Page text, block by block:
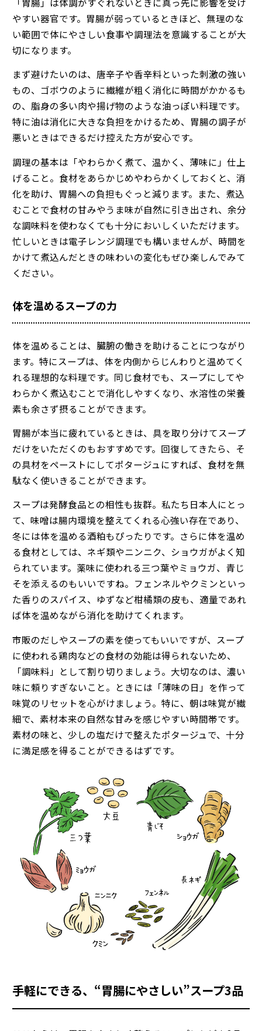
やすい器官です。胃腸が弱っているときほど、無理のな
い範囲で体にやさしい食事や調理法を意識することが大
切になります。
まず避けたいのは、唐辛子や香辛料といった刺激の強い
もの、ゴボウのように繊維が粗く消化に時間がかかるも
の、脂身の多い肉や揚げ物のような油っぽい料理です。
特に油は消化に大きな負担をかけるため、胃腸の調子が
悪いときはできるだけ控えた方が安心です。
調理の基本は「やわらかく煮て、温かく、薄味に」仕上
げること。食材をあらかじめやわらかくしておくと、消
化を助け、胃腸への負担もぐっと減ります。また、煮込
むことで食材の甘みやうま味が自然に引き出され、余分
な調味料を使わなくても十分においしくいただけます。
忙しいときは電子レンジ調理でも構いませんが、時間を
かけて煮込んだときの味わいの変化もぜひ楽しんでみて
ください。
体を温めるスープの力
体を温めることは、臓腑の働きを助けることにつながり
ます。特にスープは、体を内側からじんわりと温めてく
れる理想的な料理です。同じ食材でも、スープにしてや
わらかく煮込むことで消化しやすくなり、水溶性の栄養
素も余さず摂ることができます。
胃腸が本当に疲れているときは、具を取り分けてスープ
だけをいただくのもおすすめです。回復してきたら、そ
の具材をペーストにしてポタージュにすれば、食材を無
駄なく使いきることができます。
スープは発酵食品との相性も抜群。私たち日本人にとっ
て、味噌は腸内環境を整えてくれる心強い存在であり、
冬には体を温める酒粕もぴったりです。さらに体を温め
る食材としては、ネギ類やニンニク、ショウガがよく知
られています。薬味に使われる三つ葉やミョウガ、青じ
そを添えるのもいいですね。フェンネルやクミンといっ
た香りのスパイス、ゆずなど柑橘類の皮も、適量であれ
ば体を温めながら消化を助けてくれます。
市販のだしやスープの素を使ってもいいですが、スープ
に使われる鶏肉などの食材の効能は得られないため、
「調味料」として割り切りましょう。大切なのは、濃い
味に頼りすぎないこと。ときには「薄味の日」を作って
味覚のリセットを心がけましょう。特に、朝は味覚が繊
細で、素材本来の自然な甘みを感じやすい時間帯です。
素材の味と、少しの塩だけで整えたポタージュで、十分
に満足感を得ることができるはずです。
手軽にできる、“胃腸にやさしい”スープ3品